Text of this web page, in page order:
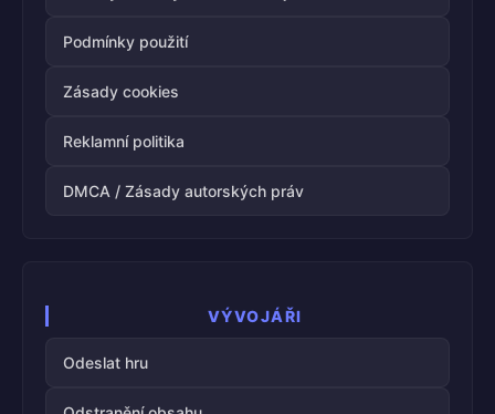
Podmínky použití
Zásady cookies
Reklamní politika
DMCA / Zásady autorských práv
VÝVOJÁŘI
Odeslat hru